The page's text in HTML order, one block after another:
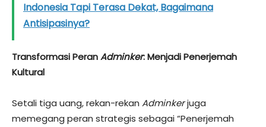
Indonesia Tapi Terasa Dekat, Bagaimana
Antisipasinya?
Transformasi PeranAdminker: Menjadi Penerjemah
Kultural
Setali tiga uang, rekan-rekan Adminkerjuga
memegang peran strategis sebagai “Penerjemah